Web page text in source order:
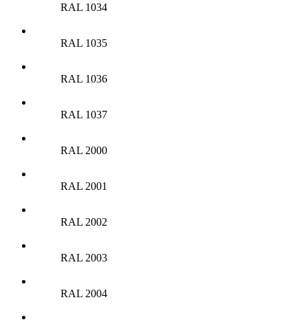
RAL 1034
RAL 1035
RAL 1036
RAL 1037
RAL 2000
RAL 2001
RAL 2002
RAL 2003
RAL 2004